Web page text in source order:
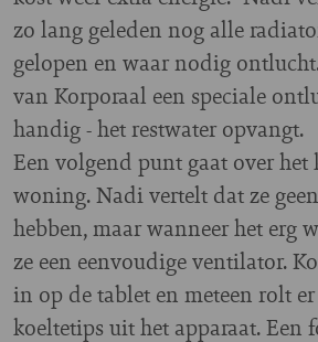
zo lang geleden nog alle
gelopen en waar nodig
van Korporaal een speciale
handig - het restwater opvangt.
Een volgend punt gaat over het
woning. Nadi vertelt dat ze
hebben, maar wanneer het erg
ze een eenvoudige ventilator.
in op de tablet en meteen rolt
koeltetips uit het apparaat. Een